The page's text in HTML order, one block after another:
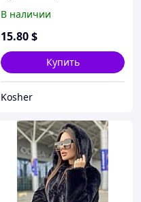
норма и полубатал
размеры
В наличии
15.80$
Купить
Kosher